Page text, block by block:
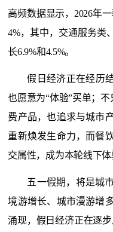
高频数据显示， 2026年
4%，其中， 交通服务类
长6.9%和4.5%。
假日经济正在经历
也愿意为“体验”买单；
费产品，也追求与城市
重新焕发生命力，而餐
交属性，成为本轮线下体
五一假期，将是城
境游增长、城市漫游增
涌现，假日经济正在逐步